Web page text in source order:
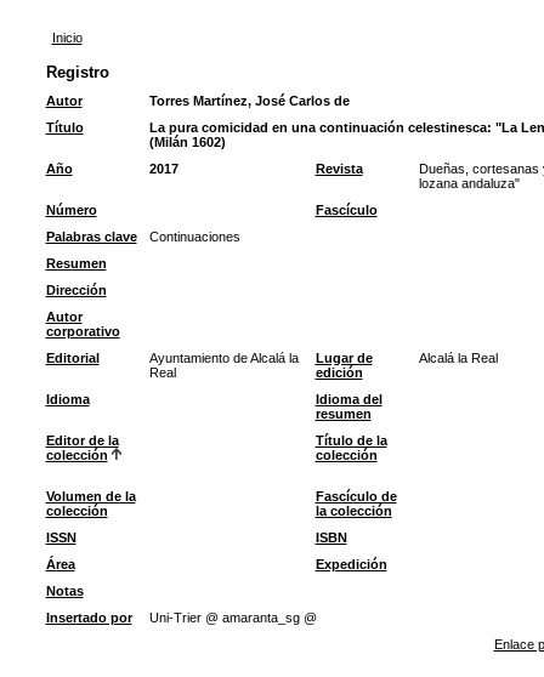
Inicio
Registro
Autor
Torres Martínez, José Carlos de
Título
La pura comicidad en una continuación celestinesca: "La
(Milán 1602)
Año
2017 Revista
Dueñas, cortesanas
lozana andaluza"
Número
Fascículo
Palabras clave
Continuaciones
Resumen
Dirección
Autor
corporativo
Editorial
Ayuntamiento de Alcalá la
Real
Lugar de
edición
Alcalá la Real
Idioma
Idioma del
resumen
Editor de la
colección
Título de la
colección
Volumen de la
colección
Fascículo de
la colección
ISSN
ISBN
Área
Expedición
Notas
Insertado por
Uni-Trier @ amaranta_sg @
Enlace